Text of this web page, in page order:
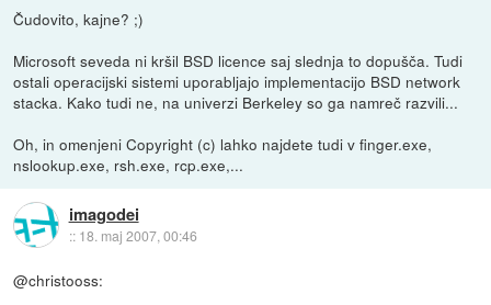
Čudovito, kajne? ;)
Microsoft seveda ni kršil BSD licence saj slednja to dopušča. Tudi
ostali operacijski sistemi uporabljajo implementacijo BSD network
stacka. Kako tudi ne, na univerzi Berkeley so ga namreč razvili...
Oh, in omenjeni Copyright (c) lahko najdete tudi v finger.exe,
nslookup.exe, rsh.exe, rcp.exe,...
imagodei
:: 18. maj 2007, 00:46
@christooss: